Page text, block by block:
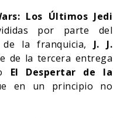
Los Últimos Jedi
por parte del
la franquicia, J. J.
de la tercera entrega
El Despertar de la
en un principio no